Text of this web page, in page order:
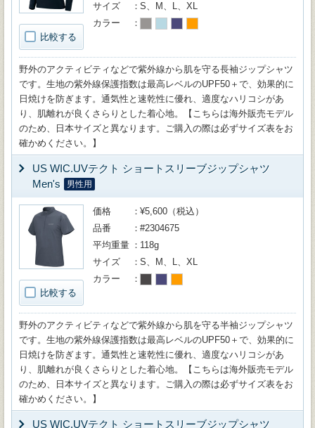
比較する
サイズ
S、M、L、XL
カラー
野外のアクティビティなどで紫外線から肌を守る長袖ジップシャツ
です。生地の紫外線保護指数は最高レベルのUPF50＋で、効果的に
日焼けを防ぎます。通気性と速乾性に優れ、適度なハリコシがあ
り、肌離れが良くさらりとした着心地。【こちらは海外販売モデル
のため、日本サイズと異なります。ご購入の際は必ずサイズ表をお
確かめください。】
US WIC.UVテクト ショートスリーブジップシャツ
Men's
男性用
比較する
価格
¥5,600（税込）
品番
#2304675
平均重量
118g
サイズ
S、M、L、XL
カラー
野外のアクティビティなどで紫外線から肌を守る半袖ジップシャツ
です。生地の紫外線保護指数は最高レベルのUPF50＋で、効果的に
日焼けを防ぎます。通気性と速乾性に優れ、適度なハリコシがあ
り、肌離れが良くさらりとした着心地。【こちらは海外販売モデル
のため、日本サイズと異なります。ご購入の際は必ずサイズ表をお
確かめください。】
US WIC.UVテクト ショートスリーブジップシャツ